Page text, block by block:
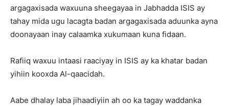
argagaxisada waxuuna sheegayaa in Jabhadda ISIS ay
tahay mida ugu lacagta badan argagaxisada aduunka ayna
doonayaan inay calaamka xukumaan kuna fidaan.
Rafiiq waxuu intaasi raaciyay in ISIS ay ka khatar badan
yihiin kooxda Al-qaacidah.
Aabe dhalay laba jihaadiyiin ah oo ka tagay waddanka